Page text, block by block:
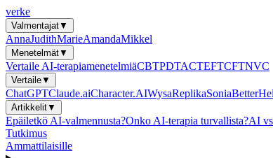
verke
Valmentajat▼
AnnaJudithMarieAmandaMikkel
Menetelmät▼
Vertaile AI-terapiamenetelmiäCBTPDTACTEFTCFTNVC
Vertaile▼
ChatGPTClaude.aiCharacter.AIWysaReplikaSonia
Artikkelit▼
Epäiletkö AI-valmennusta?Onko AI-terapia turvallista?AI
Tutkimus
Ammattilaisille